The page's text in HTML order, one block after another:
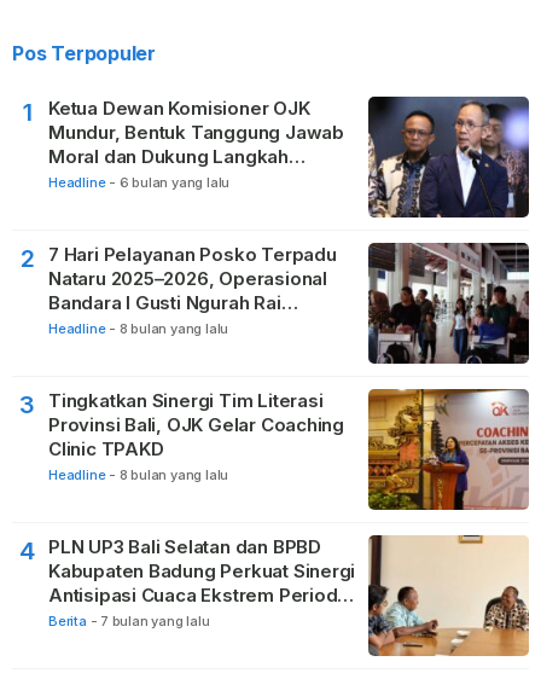
Pos Terpopuler
1
Ketua Dewan Komisioner OJK
Mundur, Bentuk Tanggung Jawab
Moral dan Dukung Langkah
Pemulihan
Headline - 6 bulan yang lalu
2
7 Hari Pelayanan Posko Terpadu
Nataru 2025–2026, Operasional
Bandara I Gusti Ngurah Rai
Berjalan Lancar
Headline - 8 bulan yang lalu
3
Tingkatkan Sinergi Tim Literasi
Provinsi Bali, OJK Gelar Coaching
Clinic TPAKD
Headline - 8 bulan yang lalu
4
PLN UP3 Bali Selatan dan BPBD
Kabupaten Badung Perkuat Sinergi
Antisipasi Cuaca Ekstrem Periode
Nataru
Berita - 7 bulan yang lalu